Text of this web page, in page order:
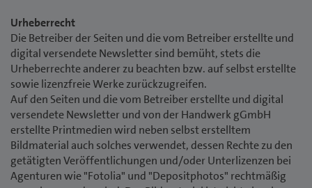
Urheberrecht
Die Betreiber der Seiten und die vom Betreiber erstellte und
digital versendete Newsletter sind bemüht, stets die
Urheberrechte anderer zu beachten bzw. auf selbst erstellte
sowie lizenzfreie Werke zurückzugreifen.
Auf den Seiten und die vom Betreiber erstellte und digital
versendete Newsletter und von der Handwerk gGmbH
erstellte Printmedien wird neben selbst erstelltem
Bildmaterial auch solches verwendet, dessen Rechte zu den
getätigten Veröffentlichungen und/oder Unterlizenzen bei
Agenturen wie "Fotolia" und "Depositphotos" rechtmäßig